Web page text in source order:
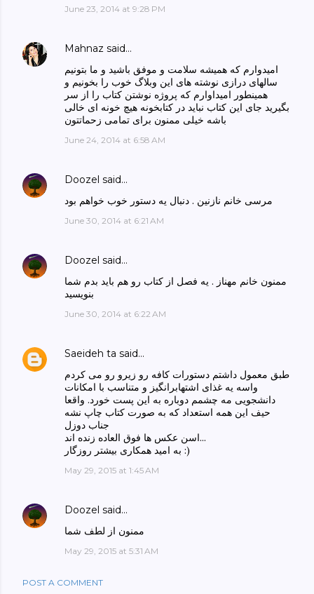
June 23, 2014 at 9:28 PM
Mahnaz said…
امیدوارم که همیشه سلامت و موفق باشید و ما بتونیم
سالهای درازی نوشته های این وبلاگ خوب را بخونیم و
همینطور امیداوارم که پروژه نوشتن کتاب را از سر
بگیرید جای این کتاب نباید در کتابخونه هیچ خونه ای خالی
باشه خیلی ممنون برای تمامی زحماتتون
June 24, 2014 at 6:58 AM
Doozel said…
مرسی خانم نازنین . دنبال یه دستور خوب خواهم بود
June 30, 2014 at 6:21 AM
Doozel said…
ممنون خانم مهناز . یه فصل از کتاب رو هم باید بدم شما
بنویسید
June 30, 2014 at 6:22 AM
Saeideh ta said…
طبق معمول داشتم دستورات کافه رو زیرو رو می کردم
واسه یه غذای اشتهابرانگیز و متناسب با امکانات
دانشجویی مه چشمم دوباره به این پست خورد. واقعا
حیف این همه استعداد که به صورت کتاب چاپ نشه
جناب دوزل
اسن عکس ها فوق العاده زنده اند...
به امید همکاری بیشتر روزگار :)
May 29, 2015 at 1:45 AM
Doozel said…
ممنون از لطف شما
May 29, 2015 at 5:31 AM
POST A COMMENT